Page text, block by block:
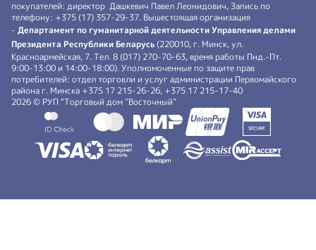
покупателей: директор Дашкевич Павел Леонидович, Запись по
телефону: +375 (17) 357-29-37. Вышестоящая организация
- Департамент по гуманитарной деятельности Управления делами
Президента Республики Беларусь (220010, г. Минск, ул.
Красноармейская, 7. Тел. 8 (017) 270-70-63, время работы Пнд.-Пт.
9:00-13:00 и 14:00-18:00). Уполномоченные по защите прав
потребителей: отдел торговли и услуг администрации Первомайского
района г. Минска +375 17 215-26-26, +375 17 215-17-40
2026 © РУП “Торговый дом ”Восточный”